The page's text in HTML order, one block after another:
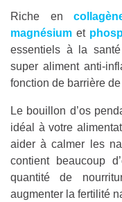
Riche en
magnésium et
essentiels à la
super aliment anti-
fonction de barrière
Le bouillon d’os
idéal à votre
aider à calmer les
contient beaucoup
quantité de
augmenter la fertilité